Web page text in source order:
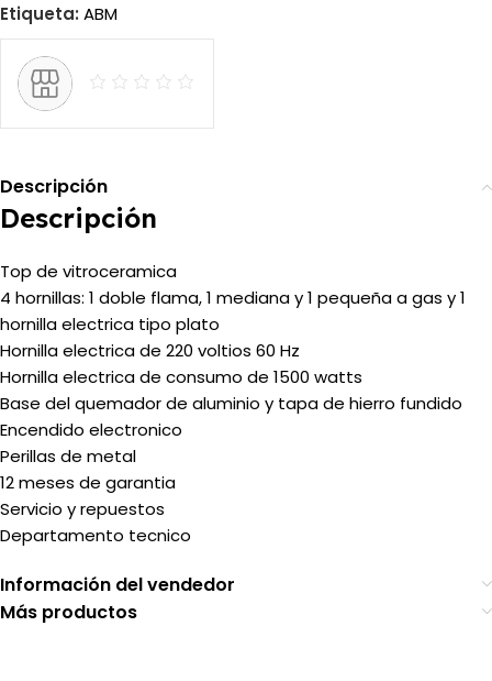
Etiqueta: ABM
Descripción
Descripción
Top de vitroceramica
4 hornillas: 1 doble flama, 1 mediana y 1 pequeña a gas y 1
hornilla electrica tipo plato
Hornilla electrica de 220 voltios 60 Hz
Hornilla electrica de consumo de 1500 watts
Base del quemador de aluminio y tapa de hierro fundido
Encendido electronico
Perillas de metal
12 meses de garantia
Servicio y repuestos
Departamento tecnico
Información del vendedor
Más productos